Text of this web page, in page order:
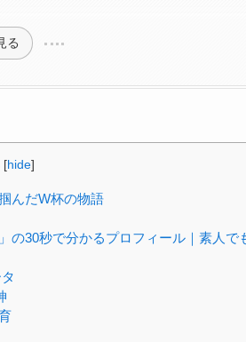
る
[hide]
んだW杯の物語
の30秒で分かるプロフィール｜素人で